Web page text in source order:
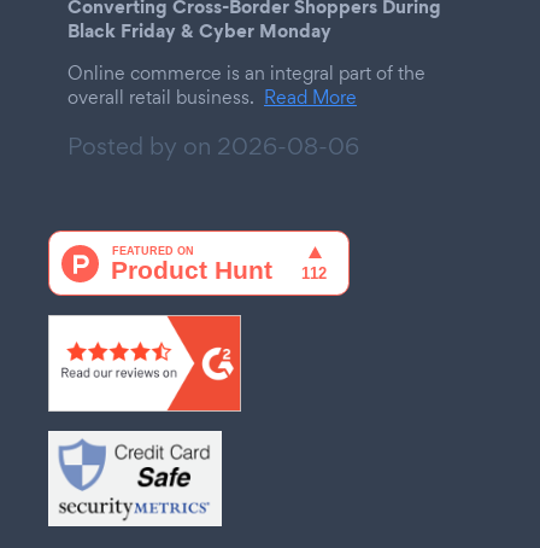
Converting Cross-Border Shoppers During
Black Friday & Cyber Monday
Online commerce is an integral part of the
overall retail business. Read More
Posted by on 2026-08-06